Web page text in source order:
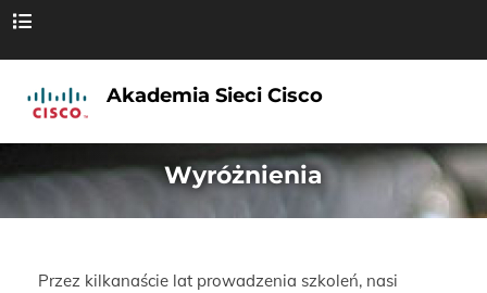
Skip to the content
Akademia Sieci Cisco
Wyróżnienia
Przez kilkanaście lat prowadzenia szkoleń, nasi